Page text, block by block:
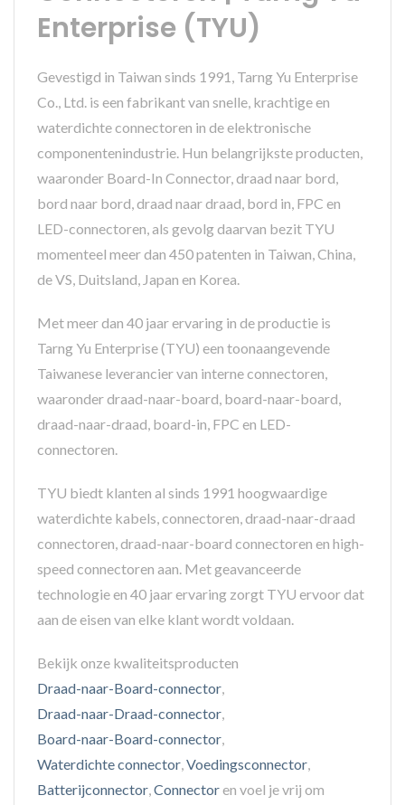
Enterprise (TYU)
Gevestigd in Taiwan sinds 1991, Tarng Yu Enterprise
Co., Ltd. is een fabrikant van snelle, krachtige en
waterdichte connectoren in de elektronische
componentenindustrie. Hun belangrijkste producten,
waaronder Board-In Connector, draad naar bord,
bord naar bord, draad naar draad, bord in, FPC en
LED-connectoren, als gevolg daarvan bezit TYU
momenteel meer dan 450 patenten in Taiwan, China,
de VS, Duitsland, Japan en Korea.
Met meer dan 40 jaar ervaring in de productie is
Tarng Yu Enterprise (TYU) een toonaangevende
Taiwanese leverancier van interne connectoren,
waaronder draad-naar-board, board-naar-board,
draad-naar-draad, board-in, FPC en LED-
connectoren.
TYU biedt klanten al sinds 1991 hoogwaardige
waterdichte kabels, connectoren, draad-naar-draad
connectoren, draad-naar-board connectoren en high-
speed connectoren aan. Met geavanceerde
technologie en 40 jaar ervaring zorgt TYU ervoor dat
aan de eisen van elke klant wordt voldaan.
Bekijk onze kwaliteitsproducten
Draad-naar-Board-connector,
Draad-naar-Draad-connector,
Board-naar-Board-connector,
Waterdichte connector,Voedingsconnector,
Batterijconnector,Connectoren voel je vrij om